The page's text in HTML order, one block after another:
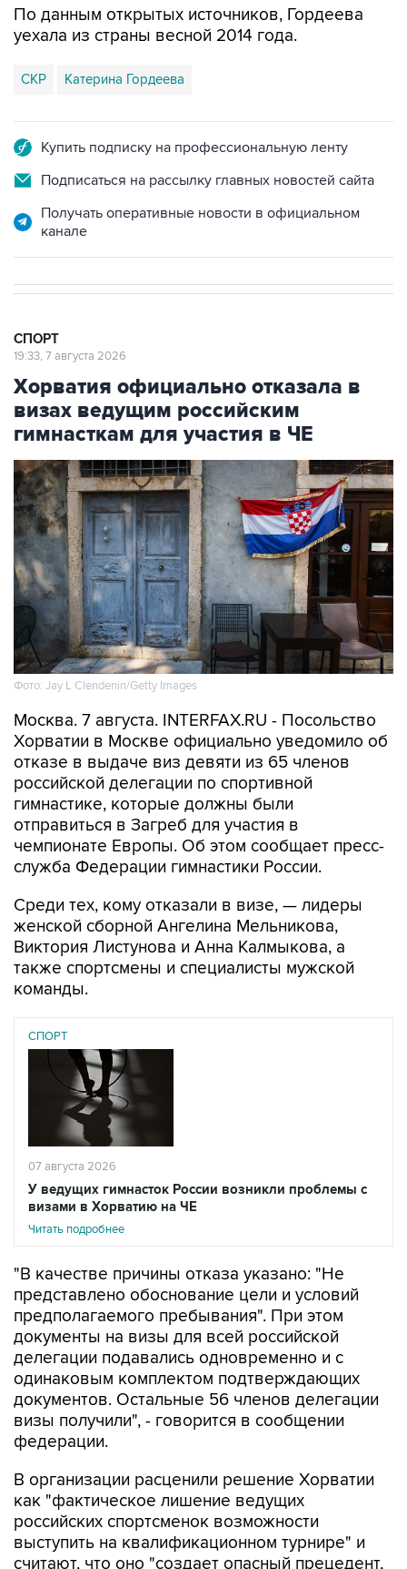
По данным открытых источников, Гордеева
уехала из страны весной 2014 года.
СКР Катерина Гордеева
Купить подписку на профессиональную ленту
Подписаться на рассылку главных новостей сайта
Получать оперативные новости в официальном
канале
СПОРТ
19:33, 7 августа 2026
Хорватия официально отказала в
визах ведущим российским
гимнасткам для участия в ЧЕ
Фото: Jay L Clendenin/Getty Images
Москва. 7 августа. INTERFAX.RU - Посольство
Хорватии в Москве официально уведомило об
отказе в выдаче виз девяти из 65 членов
российской делегации по спортивной
гимнастике, которые должны были
отправиться в Загреб для участия в
чемпионате Европы. Об этом сообщает пресс-
служба Федерации гимнастики России.
Среди тех, кому отказали в визе, — лидеры
женской сборной Ангелина Мельникова,
Виктория Листунова и Анна Калмыкова, а
также спортсмены и специалисты мужской
команды.
СПОРТ
07 августа 2026
У ведущих гимнасток России возникли проблемы с
визами в Хорватию на ЧЕ
Читать подробнее
"В качестве причины отказа указано: "Не
представлено обоснование цели и условий
предполагаемого пребывания". При этом
документы на визы для всей российской
делегации подавались одновременно и с
одинаковым комплектом подтверждающих
документов. Остальные 56 членов делегации
визы получили", - говорится в сообщении
федерации.
В организации расценили решение Хорватии
как "фактическое лишение ведущих
российских спортсменок возможности
выступить на квалификационном турнире" и
считают, что оно "создает опасный прецедент,